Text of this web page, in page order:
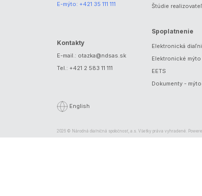
E-mýto: +421 35 111 111
Kontakty
E-mail.: otazka@ndsas.sk
Tel.: +421 2 583 11 111
English
Štúdie
Spoplatnenie
Elektronická
Elektronické mýto
EETS
Dokumenty - mýto
2026 © Národná diaľničná spoločnosť, a.s. Všetky práva vyhradené.